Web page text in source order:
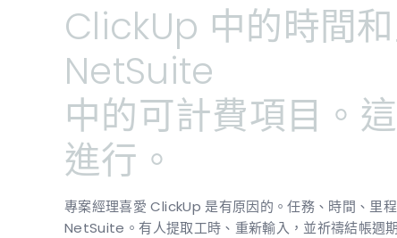
ClickUp 中的時間
NetSuite
中的可計費項目。
進行。
專案經理喜愛 ClickUp 是有原因的。任務、時間、里
NetSuite。有人提取工時、重新輸入，並祈禱結帳週